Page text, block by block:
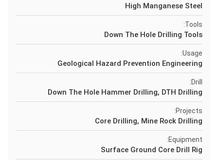
High Manganese Steel
Tools:
Down The Hole Drilling Tools
Usage:
Geological Hazard Prevention Engineering
Drill:
Down The Hole Hammer Drilling, DTH Drilling
Projects:
Core Drilling, Mine Rock Drilling
Equipment:
Surface Ground Core Drill Rig